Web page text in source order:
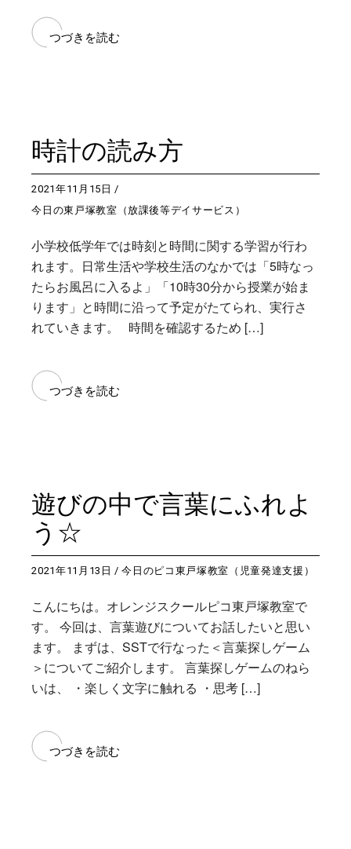
つづきを読む
時計の読み方
2021年11月15日
今日の東戸塚教室（放課後等デイサービス）
小学校低学年では時刻と時間に関する学習が行わ
れます。日常生活や学校生活のなかでは「5時なっ
たらお風呂に入るよ」「10時30分から授業が始ま
ります」と時間に沿って予定がたてられ、実行さ
れていきます。 時間を確認するため […]
つづきを読む
遊びの中で言葉にふれよ
う☆
2021年11月13日 今日のピコ東戸塚教室（児童発達支援）
こんにちは。オレンジスクールピコ東戸塚教室で
す。 今回は、言葉遊びについてお話したいと思い
ます。 まずは、SSTで行なった＜言葉探しゲーム
＞についてご紹介します。 言葉探しゲームのねら
いは、 ・楽しく文字に触れる ・思考 […]
つづきを読む